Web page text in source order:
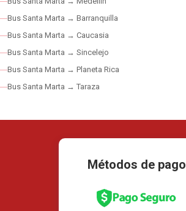
Bus Santa Marta → Barranquilla
Bus Santa Marta → Caucasia
Bus Santa Marta → Sincelejo
Bus Santa Marta → Planeta Rica
Bus Santa Marta → Taraza
Métodos de pago